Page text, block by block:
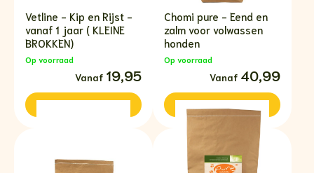
Vetline - Kip en Rijst -
vanaf 1 jaar ( KLEINE
BROKKEN)
Op voorraad
19,95
Prijsklasse:
€19,95
tot
€64,95
Chomi pure - Eend en
zalm voor volwassen
honden
Op voorraad
40,99
Prijsklasse:
€40,99
tot
€79,99